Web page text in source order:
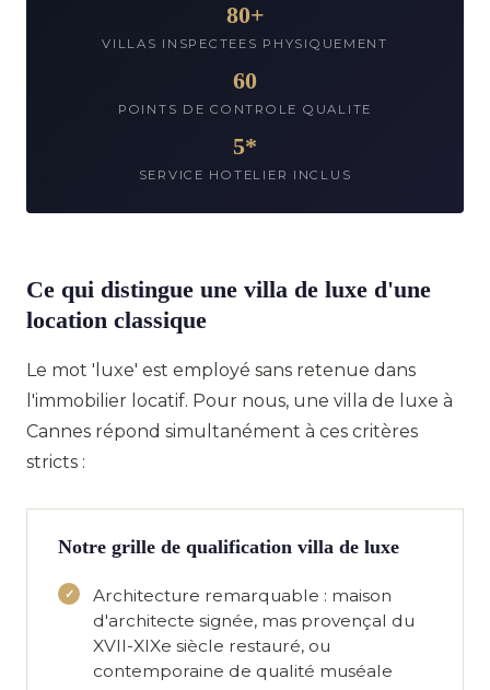
80+
VILLAS INSPECTEES PHYSIQUEMENT
60
POINTS DE CONTROLE QUALITE
5*
SERVICE HOTELIER INCLUS
Ce qui distingue une villa de luxe d'une
location classique
Le mot 'luxe' est employé sans retenue dans
l'immobilier locatif. Pour nous, une villa de luxe à
Cannes répond simultanément à ces critères
stricts :
Notre grille de qualification villa de luxe
Architecture remarquable : maison
d'architecte signée, mas provençal du
XVII-XIXe siècle restauré, ou
contemporaine de qualité muséale